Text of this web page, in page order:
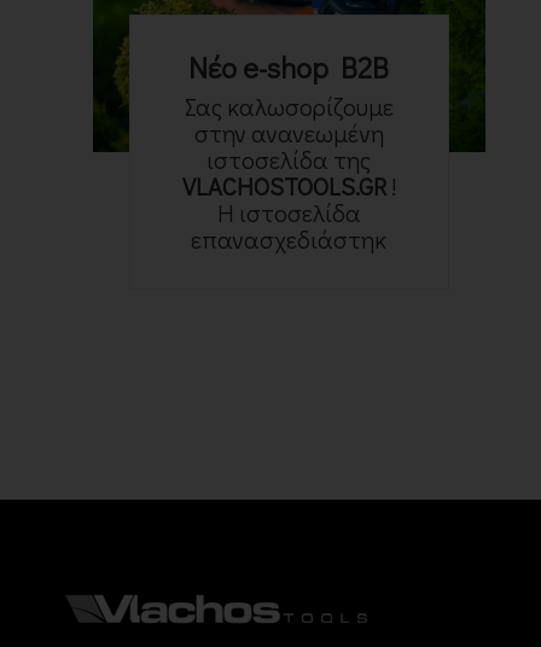
Νέο e-shop B2B
Σας καλωσορίζουμε
στην ανανεωμένη
ιστοσελίδα της
VLACHOSTOOLS.GR!
Η ιστοσελίδα
επανασχεδιάστηκ